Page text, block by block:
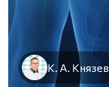
К. А. Князев